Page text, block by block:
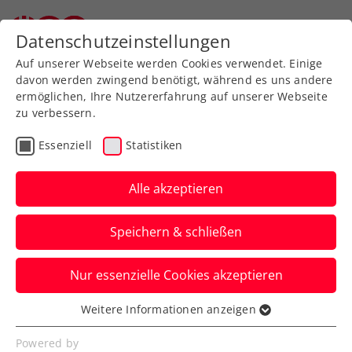
Zurück zur Newsübersicht
Turniere
NÖ Open powered by
EVN: ÖTV-Titelchance in
Tulln im Doppel noch
intakt
Maximilian Neuchrist macht sich mit
Tristan-Samuel Weissborn gegen
Alexander Erler und Lucas Miedler den
Datenschutzeinstellungen
Auf unserer Webseite werden Cookies verwendet. Einige
davon werden zwingend benötigt, während es uns andere
ermöglichen, Ihre Nutzererfahrung auf unserer Webseite
zu verbessern.
Essenziell Statistiken
Alle akzeptieren
Speichern & schließen
Nur essenzielle Cookies akzeptieren
Essenziell
Essenzielle Cookies werden für grundlegende
Weitere Informationen anzeigen
Powered by